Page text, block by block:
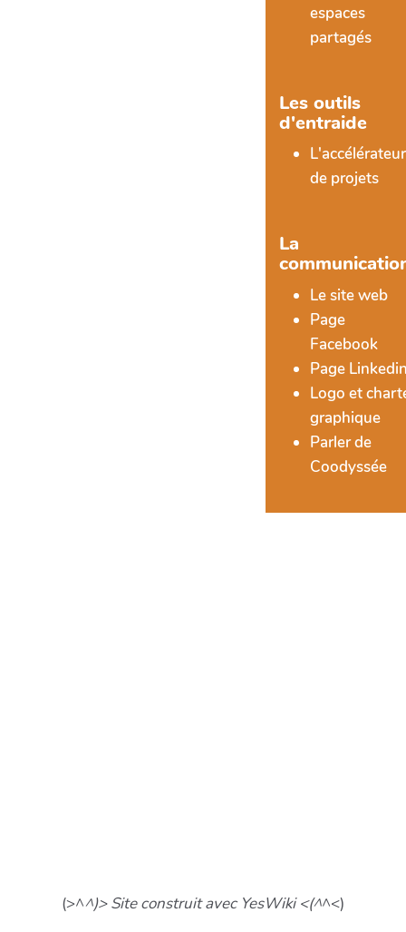
espaces
partagés
Les outils
d'entraide
L'accélérateur
de projets
La
Le site web
Page
Facebook
Page
Logo et
graphique
Parler de
Coodyssée
(>^^)> Site construit avec YesWiki <(^^<)